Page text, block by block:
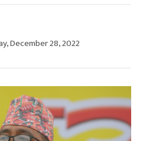
December 28, 2022